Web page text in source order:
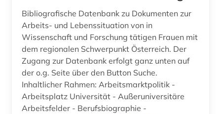
neuengland (1)
neuseeland (3)
niederlande (3)
niederlandistik (2)
niederländisch (2)
Bibliografische Datenbank zu Dokumenten zur
Arbeits- und Lebenssituation von in
Wissenschaft und Forschung tätigen Frauen mit
dem regionalen Schwerpunkt Österreich. Der
Zugang zur Datenbank erfolgt ganz unten auf
der o.g. Seite über den Button Suche.
Inhaltlicher Rahmen: Arbeitsmarktpolitik -
Arbeitsplatz Universität - Außeruniversitäre
Arbeitsfelder - Berufsbiographie -